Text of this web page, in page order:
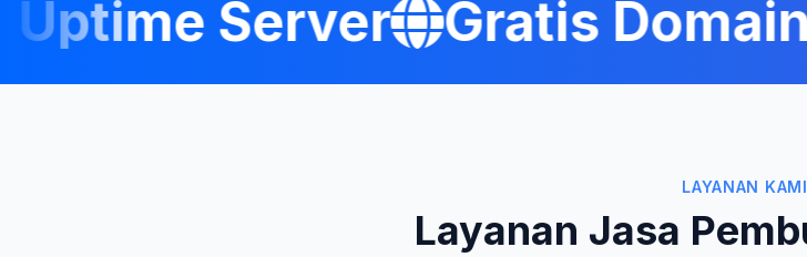
Server Gratis Domain
LAYANAN KAMI
Layanan Jasa